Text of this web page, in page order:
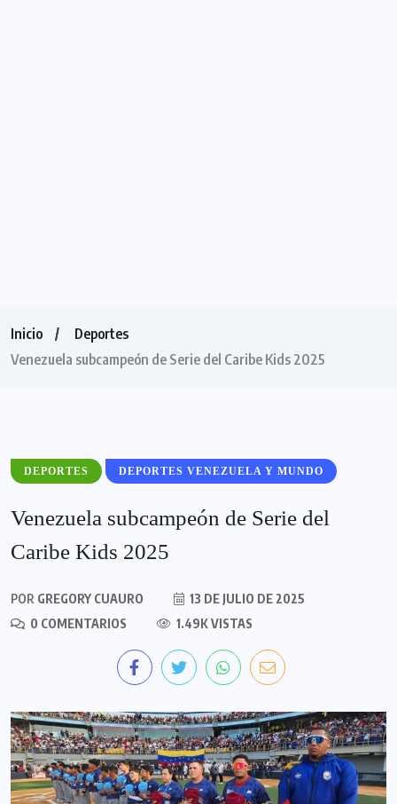
Inicio
Deportes
Venezuela subcampeón de Serie del Caribe Kids 2025
DEPORTES DEPORTES VENEZUELA Y MUNDO
Venezuela subcampeón de Serie del
Caribe Kids 2025
POR GREGORY CUAURO
13 DE JULIO DE 2025
0 COMENTARIOS
1.49K VISTAS